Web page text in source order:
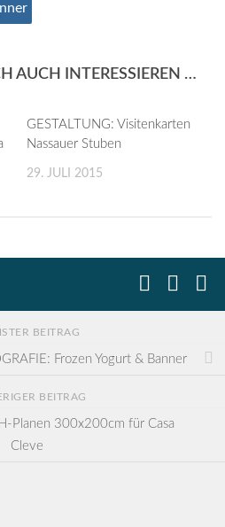
AUCH INTERESSIEREN …
GESTALTUNG: Visitenkarten
Nassauer Stuben
29. JULI 2015
BEITRAG
Frozen Yogurt & Banner
BEITRAG
Planen 300x200cm für Casa
Cleve